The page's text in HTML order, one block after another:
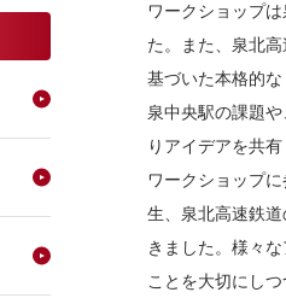
ワークショップ
た。また、泉北
基づいた本格的
泉中央駅の課題
りアイデアを共有
ワークショップ
生、泉北高速鉄
きました。様々
ことを大切にし